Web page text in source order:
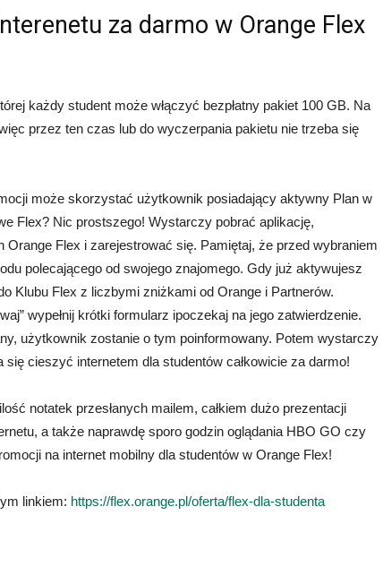
za darmo w Orange Flex
każdy student może włączyć bezpłatny pakiet 100 GB. Na
przez ten czas lub do wyczerpania pakietu nie trzeba się
może skorzystać użytkownik posiadający aktywny Plan w
Flex? Nic prostszego! Wystarczy pobrać aplikację,
Flex i zarejestrować się. Pamiętaj, że przed wybraniem
polecającego od swojego znajomego. Gdy już aktywujesz
Klubu Flex z liczbymi zniżkami od Orange i Partnerów.
wypełnij krótki formularz ipoczekaj na jego zatwierdzenie.
użytkownik zostanie o tym poinformowany. Potem wystarczy
cieszyć internetem dla studentów całkowicie za darmo!
notatek przesłanych mailem, całkiem dużo prezentacji
a także naprawdę sporo godzin oglądania HBO GO czy
na internet mobilny dla studentów w Orange Flex!
linkiem: https://flex.orange.pl/oferta/flex-dla-studenta